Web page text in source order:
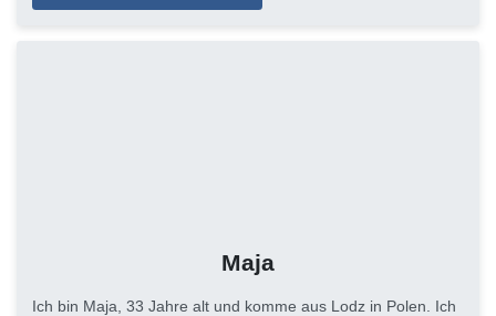
Maja
Ich bin Maja, 33 Jahre alt und komme aus Lodz in Polen. Ich